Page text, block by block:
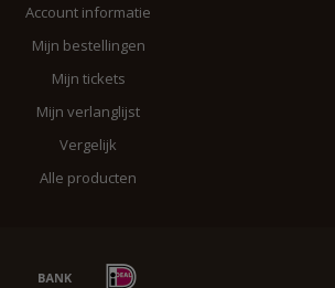
Account informatie
Mijn bestellingen
Mijn tickets
Mijn verlanglijst
Vergelijk
Alle producten